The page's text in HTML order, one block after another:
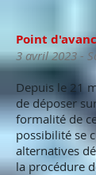
Point
3 avril 2023-
Depuis le 21
de déposer
formalité de
possibilité se
alternatives
la procédure